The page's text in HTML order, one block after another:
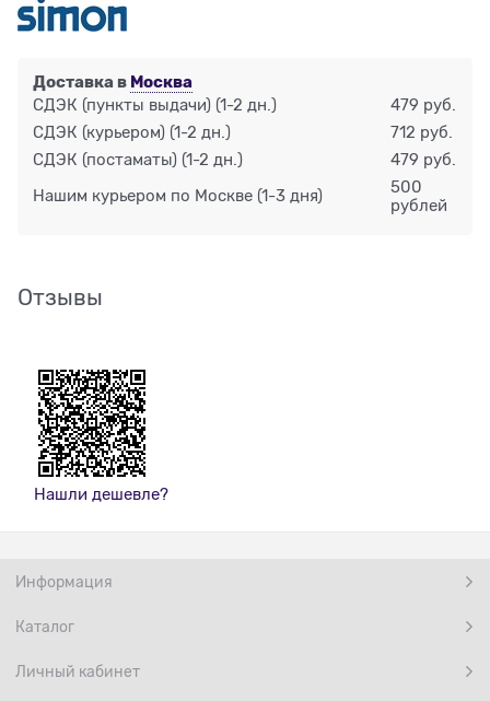
Доставка в Москва
СДЭК (пункты выдачи) (1-2 дн.)
479 руб.
СДЭК (курьером) (1-2 дн.)
712 руб.
СДЭК (постаматы) (1-2 дн.) 479 руб.
Нашим курьером по Москве (1-3 дня)
500
рублей
Отзывы
Нашли дешевле?
Информация
Каталог
Личный кабинет